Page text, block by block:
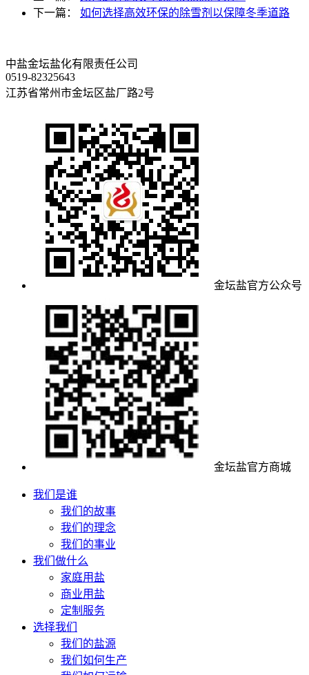
下一篇： 如何选择高效环保的除雪剂以保障冬季道路
中盐金坛盐化有限责任公司
0519-82325643
江苏省常州市金坛区盐厂路2号
金坛盐官方公众号
金坛盐官方商城
我们是谁
我们的故事
我们的理念
我们的事业
我们做什么
家庭用盐
商业用盐
定制服务
选择我们
我们的盐源
我们如何生产